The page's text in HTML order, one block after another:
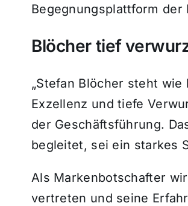
Begegnungsplattform der
Blöcher tief
„Stefan Blöcher steht
Exzellenz und tiefe
der Geschäftsführung.
begleitet, sei ein starkes
Als Markenbotschafter
vertreten und seine